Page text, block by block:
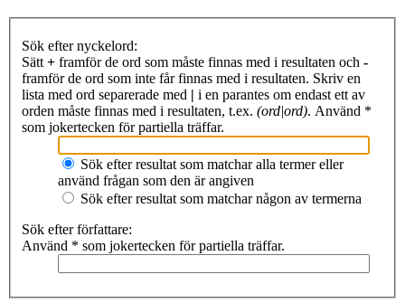
Sök efter nyckelord:
Sätt + framför de ord som måste finnas med i resultaten och -
framför de ord som inte får finnas med i resultaten. Skriv en
lista med ord separerade med | i en parantes om endast ett av
orden måste finnas med i resultaten, t.ex. (ord|ord). Använd *
som jokertecken för partiella träffar.
Sök efter resultat som matchar alla termer eller
använd frågan som den är angiven
Sök efter resultat som matchar någon av termerna
Sök efter författare:
Använd * som jokertecken för partiella träffar.